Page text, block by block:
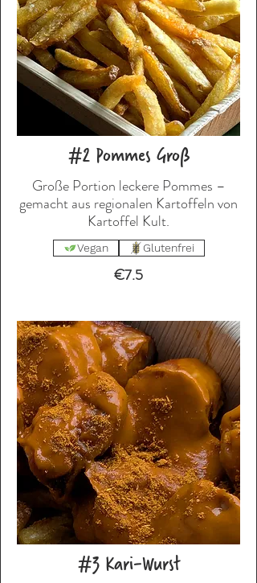
#2 Pommes Groß
Große Portion leckere Pommes –
gemacht aus regionalen Kartoffeln von
Kartoffel Kult.
€7.5
Vegan Glutenfrei
#3 Kari-Wurst